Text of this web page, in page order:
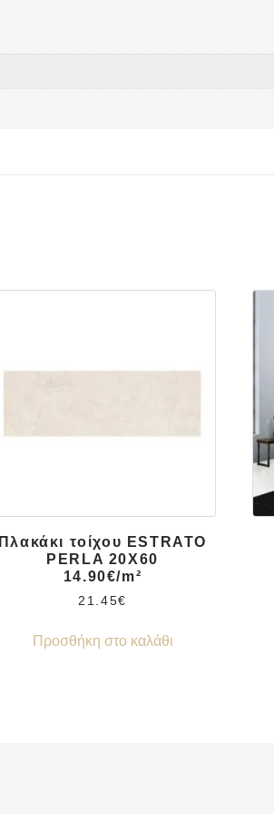
Πλακάκι τοίχου ESTRATO
PERLA 20X60
14.90€/m²
21.45€
Προσθήκη στο καλάθι